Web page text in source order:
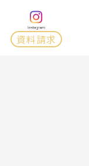
資料請求